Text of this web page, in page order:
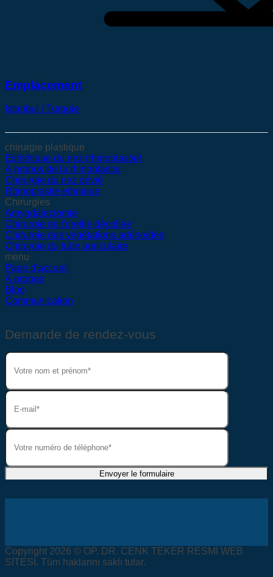
Emplacement
Istanbul / Turquie
chirurgie plastique
Esthétique du nez (rhinoplastie)
À propos de la rhinoplastie
Chirurgie du nez dévié
Rhinoplastie ethnique
Chirurgies
Amygdalectomie
Chirurgie de l'oreille décollée
Chirurgie des végétations adénoïdes
Chirurgie du tube auriculaire
menu
Page d'accueil
À propos
Blog
Communication
Demande de rendez-vous
Copyright 2026 © OP. DR. CENK TEKER RESMİ WEB
SİTESİ. Tüm haklarını saklı tutar.